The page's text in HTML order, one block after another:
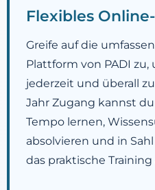
Flexibles
Greife auf die
Plattform von PADI
jederzeit und überall
Jahr Zugang kannst
Tempo lernen,
absolvieren und in
das praktische